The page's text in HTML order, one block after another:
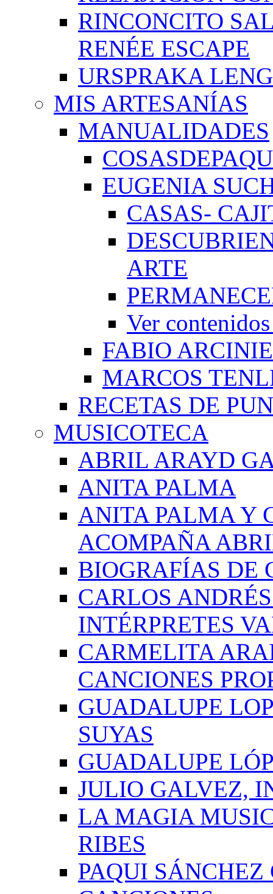
RINCONCITO
RENÉE ESCAPE
URSPRAKA
MIS ARTESANÍAS
MANUALIDADES
EUGENIA
CASAS-
ARTE
Ver
FABIO
MARCOS
RECETAS DE
MUSICOTECA
ABRIL ARAYD
ANITA PALMA
ANITA PALMA Y
ACOMPAÑA
BIOGRAFÍAS DE
CARLOS
INTÉRPRETES
CARMELITA
CANCIONES
GUADALUPE
SUYAS
GUADALUPE
JULIO GALVEZ,
LA MAGIA
RIBES
PAQUI